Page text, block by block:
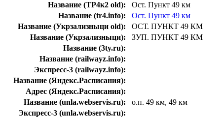
Название (ТР4к2 old):
Ост. Пункт 49 км
Название (tr4.info):
Ост. Пункт 49 км
Название (Укрзализныци old):
ОСТ. ПУНКТ 49 КМ
Название (Укрзализныци):
ЗУП. ПУНКТ 49 КМ
Название (3ty.ru):
Название (railwayz.info):
Экспресс-3 (railwayz.info):
Название (Яндекс.Расписания):
Адрес (Яндекс.Расписания):
Название (unla.webservis.ru):
о.п. 49 км, 49 км
Экспресс-3 (unla.webservis.ru):